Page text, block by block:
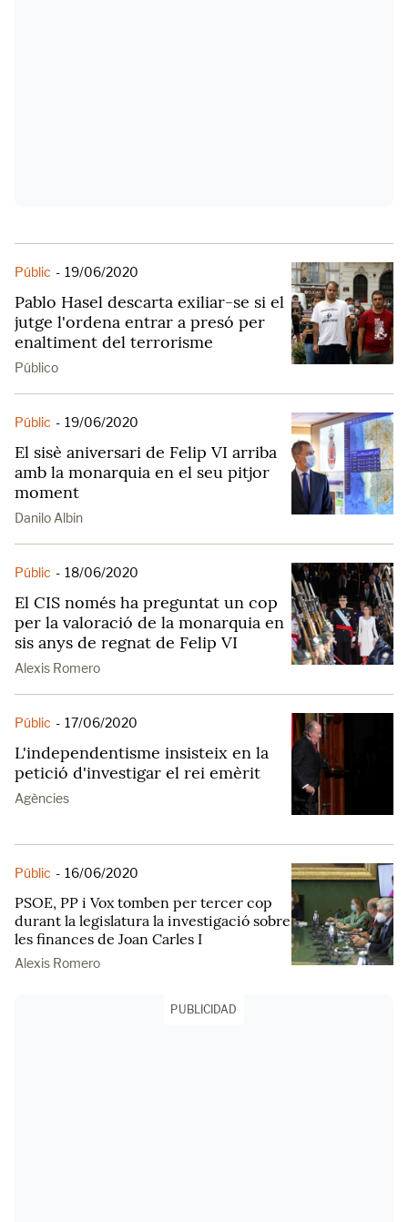
Públic - 19/06/2020
Pablo Hasel descarta exiliar-se si el
jutge l'ordena entrar a presó per
enaltiment del terrorisme
Público
Públic - 19/06/2020
El sisè aniversari de Felip VI arriba
amb la monarquia en el seu pitjor
moment
Danilo Albin
Públic - 18/06/2020
El CIS només ha preguntat un cop
per la valoració de la monarquia en
sis anys de regnat de Felip VI
Alexis Romero
Públic - 17/06/2020
L'independentisme insisteix en la
petició d'investigar el rei emèrit
Agències
Públic - 16/06/2020
PSOE, PP i Vox tomben per tercer cop
durant la legislatura la investigació sobre
les finances de Joan Carles I
Alexis Romero
PUBLICIDAD